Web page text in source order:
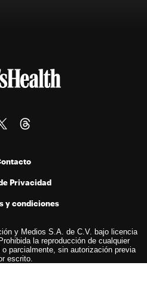
Privacidad
y condiciones
y Medios S.A. de C.V. bajo licencia
la reproducción de cualquier
parcialmente, sin autorización previa
escrito.